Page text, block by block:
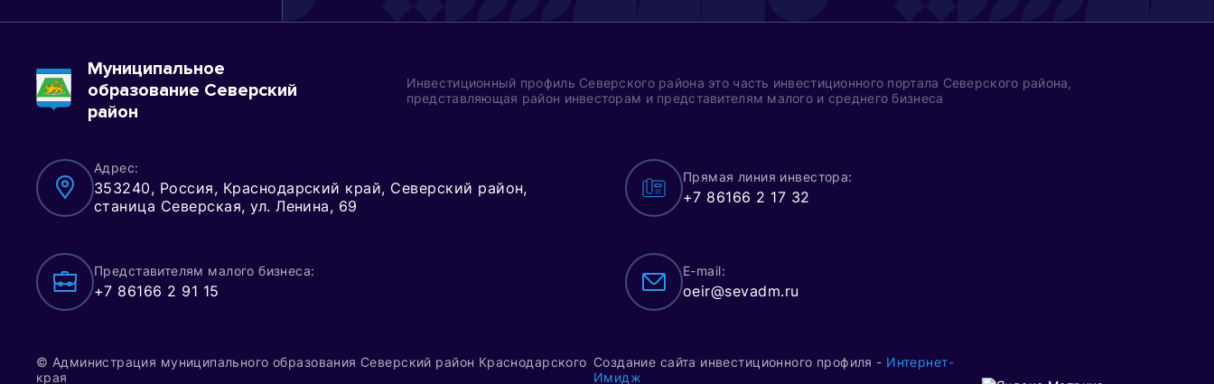
Муниципальное
образование Северский
район
Инвестиционный профиль Северского района это часть инвестиционного портала Северского района,
представляющая район инвесторам и представителям малого и среднего бизнеса
Адрес:
353240, Россия, Краснодарский край, Северский район,
станица Северская, ул. Ленина, 69
Прямая линия инвестора:
+7 86166 2 17 32
Представителям малого бизнеса:
+7 86166 2 91 15
E-mail:
oeir@sevadm.ru
© Администрация муниципального образования Северский район Краснодарского
края
Создание сайта инвестиционного профиля - Интернет-
Имидж